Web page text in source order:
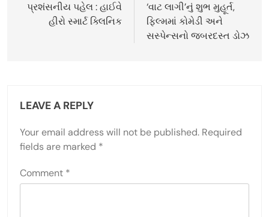
પ્રશંસનીય પહેલ : હાઈવે
હીરો સ્માર્ટ ક્લિનિક
‘વાટ લાગી’નું શુભ મુહૂર્ત,
ફિલ્મમાં કોમેડી અને
સસ્પેન્સનો જબરદસ્ત ડોઝ
LEAVE A REPLY
Your email address will not be published. Required
fields are marked *
Comment *